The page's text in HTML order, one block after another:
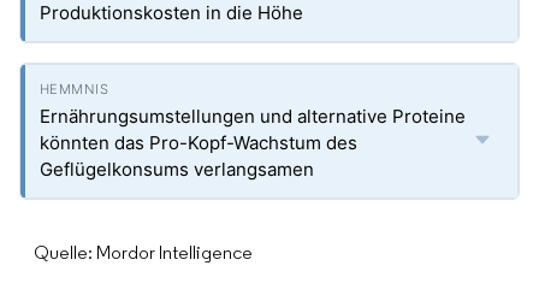
Produktionskosten in die Höhe
Ernährungsumstellungen und alternative Proteine
könnten das Pro-Kopf-Wachstum des
Geflügelkonsums verlangsamen
Quelle: Mordor Intelligence